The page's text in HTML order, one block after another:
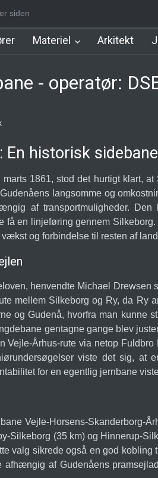
siden
Materiel Arkitekt
- operatør:
historisk
1861, stod det hurtigt klart,
langsomme og
af transportmuligheder.
en linjeføring gennem
og forbindelse til resten af
henvendte Michael
mellem Silkeborg og Ry, da
og Gudenå, hvorfra man kunne
gentagne gange blev
Århus-rute via netop
viste det sig,
for en egentlig jernbane
Vejle-Horsens-
Silkeborg (35 km) og Hinnerup-
valg sikrede også en god
af Gudenåens